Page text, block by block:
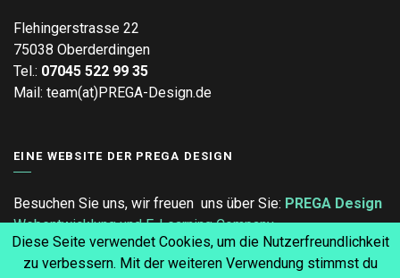
Flehingerstrasse 22
75038 Oberderdingen
Tel.: 07045 522 99 35
Mail: team(at)PREGA-Design.de
EINE WEBSITE DER PREGA DESIGN
Besuchen Sie uns, wir freuen uns über Sie: PREGA Design
Webentwicklung und E-Learning Company
Diese Seite verwendet Cookies, um die Nutzerfreundlichkeit
zu verbessern. Mit der weiteren Verwendung stimmst du